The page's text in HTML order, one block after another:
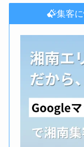
集客